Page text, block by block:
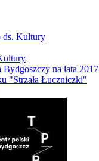
ds. Kultury
na lata
"Strzała Łuczniczki"